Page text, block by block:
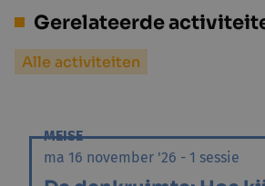
Gerelateerde
Alle activiteiten
MEISE
ma 16 november '26 - 1 sessie